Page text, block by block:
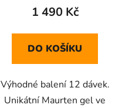
1 490 Kč
DO KOŠÍKU
Výhodné balení 12 dávek.
Unikátní Maurten gel ve